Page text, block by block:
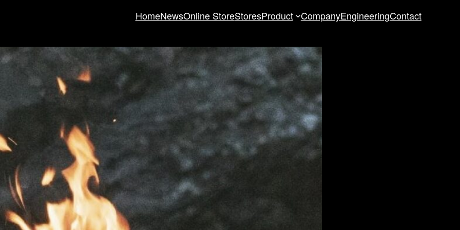
HomeNewsOnline StoreStoresProduct CompanyEngineeringContact